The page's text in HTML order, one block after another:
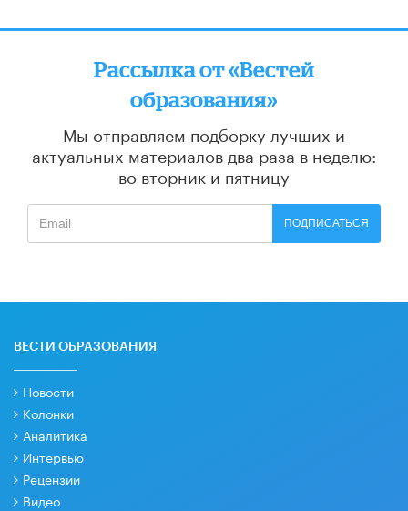
Рассылка от «Вестей
образования»
Мы отправляем подборку лучших и
актуальных материалов два раза в неделю:
во вторник и пятницу
ПОДПИСАТЬСЯ
ВЕСТИ ОБРАЗОВАНИЯ
Новости
Колонки
Аналитика
Интервью
Рецензии
Видео